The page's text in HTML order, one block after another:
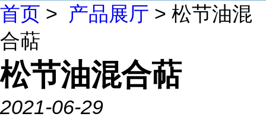
首页 > 产品展厅 > 松节油混
合萜
松节油混合萜
2021-06-29